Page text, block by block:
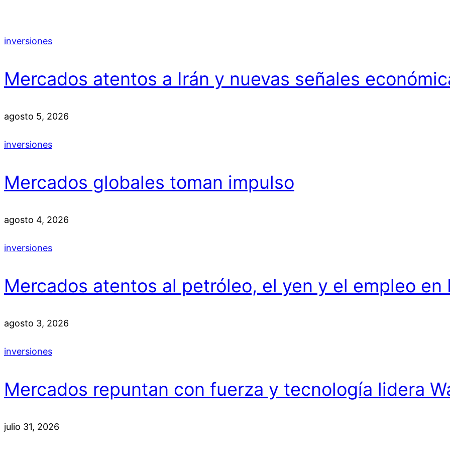
inversiones
Mercados atentos a Irán y nuevas señales
agosto 5, 2026
inversiones
Mercados globales toman impulso
agosto 4, 2026
inversiones
Mercados atentos al petróleo, el yen y el empleo en
agosto 3, 2026
inversiones
Mercados repuntan con fuerza y tecnología lidera
julio 31, 2026